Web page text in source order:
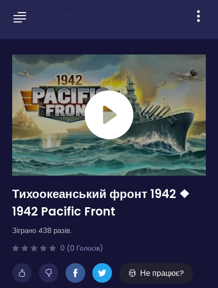
Тихоокеанський фронт 1942 ❖
1942 Pacific Front
Зіграно 438 разів.
0 (0 Голосів)
Не працює?